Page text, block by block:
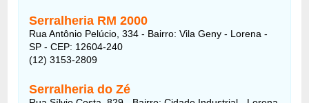
Serralheria RM 2000
Rua Antônio Pelúcio, 334 - Bairro: Vila Geny - Lorena -
SP - CEP: 12604-240
(12) 3153-2809
Serralheria do Zé